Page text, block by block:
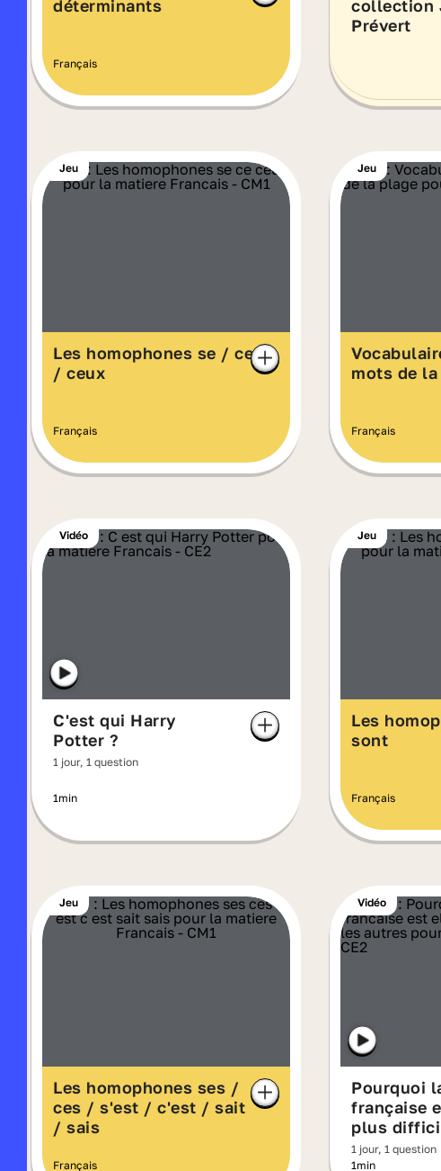
déterminants
Français
collection
Prévert
Jeu
Les homophones se / ce
/ ceux
Français
Jeu
mots de
Français
Vidéo
C'est qui Harry
Potter ?
1 jour, 1 question
1min
Jeu
Les
sont
Français
Jeu
Les homophones ses /
ces / s'est / c'est / sait
/ sais
Français
Vidéo
Pourquoi
française
plus
autres ?
1 jour, 1 question
1min